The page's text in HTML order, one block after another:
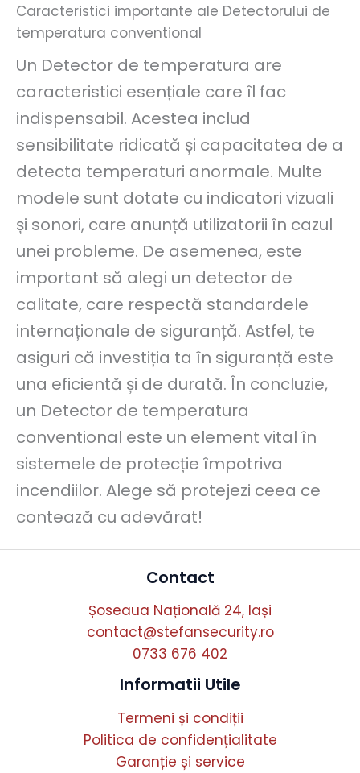
Caracteristici importante ale Detectorului de
temperatura conventional
Un Detector de temperatura are
caracteristici esențiale care îl fac
indispensabil. Acestea includ
sensibilitate ridicată și capacitatea de a
detecta temperaturi anormale. Multe
modele sunt dotate cu indicatori vizuali
și sonori, care anunță utilizatorii în cazul
unei probleme. De asemenea, este
important să alegi un detector de
calitate, care respectă standardele
internaționale de siguranță. Astfel, te
asiguri că investiția ta în siguranță este
una eficientă și de durată. În concluzie,
un Detector de temperatura
conventional este un element vital în
sistemele de protecție împotriva
incendiilor. Alege să protejezi ceea ce
contează cu adevărat!
Contact
Șoseaua Națională 24, Iași
contact@stefansecurity.ro
0733 676 402
Informatii Utile
Termeni și condiții
Politica de confidențialitate
Garanție și service